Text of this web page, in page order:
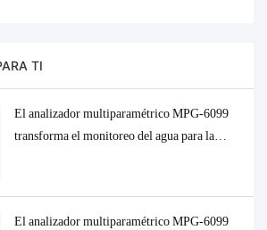
TI
El analizador multiparamétrico MPG-6099
transforma el monitoreo del agua para la
El analizador multiparamétrico MPG-6099